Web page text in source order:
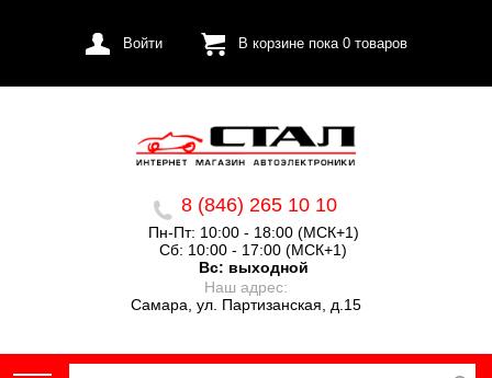
Войти В корзине пока 0товаров
8 (846) 265 10 10
Пн-Пт: 10:00 - 18:00 (МСК+1)
Сб: 10:00 - 17:00 (МСК+1)
Вс: выходной
Наш адрес:
Самара, ул. Партизанская, д.15